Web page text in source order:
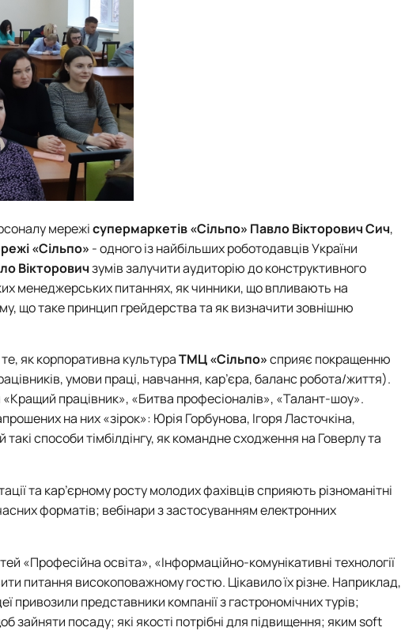
мережісупермаркетів «Сільпо» Павло Вікторович Сич,
«Сільпо» - одного із найбільших роботодавців України
Вікторовичзумів залучити аудиторію до конструктивного
менеджерських питаннях, як чинники, що впливають на
що таке принцип грейдерства та як визначити зовнішню
як корпоративна культураТМЦ «Сільпо»сприяє покращенню
умови праці, навчання, кар’єра, баланс робота/життя).
працівник», «Битва професіоналів», «Талант-шоу».
на них «зірок»: Юрія Горбунова, Ігоря Ласточкіна,
способи тімбілдінгу, як командне сходження на Говерлу та
та кар’єрному росту молодих фахівців сприяють різноманітні
форматів; вебінари з застосуванням електронних
«Професійна освіта», «Інформаційно-комунікативні технології
питання високоповажному гостю. Цікавило їх різне. Наприклад,
привозили представники компанії з гастрономічних турів;
зайняти посаду; які якості потрібні для підвищення; яким soft